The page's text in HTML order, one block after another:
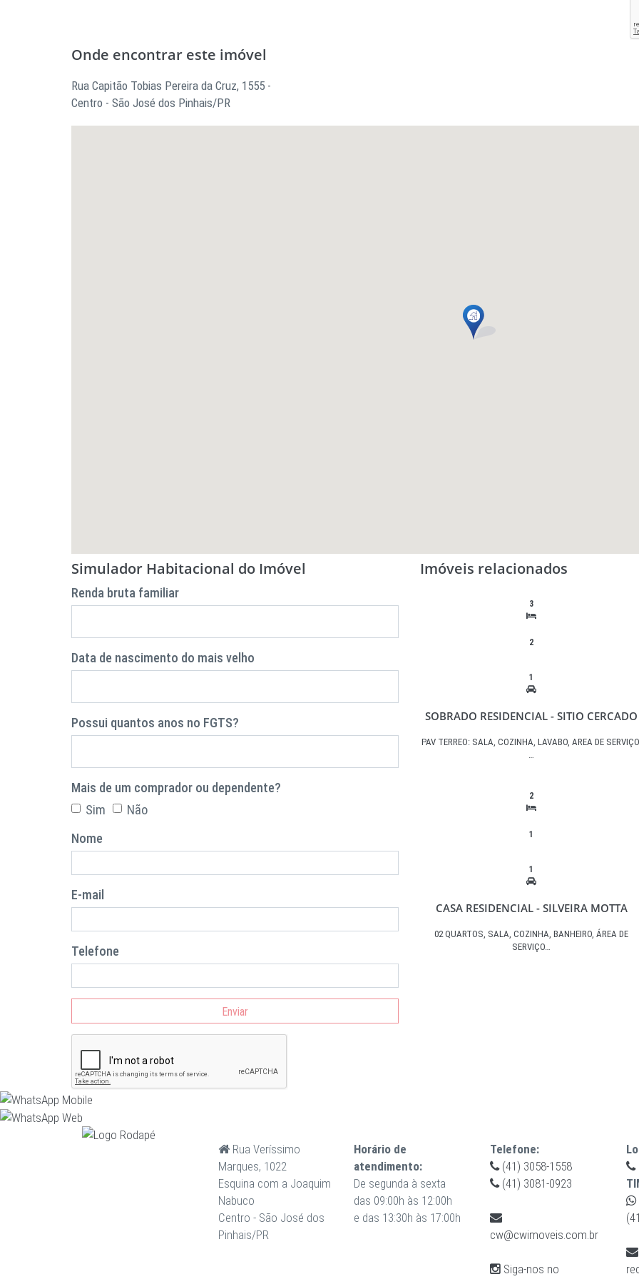
Onde encontrar este imóvel
Rua Capitão Tobias Pereira da Cruz, 1555 -
Centro - São José dos Pinhais/PR
Simulador Habitacional do Imóvel
Renda bruta familiar
Data de nascimento do mais velho
Possui quantos anos no FGTS?
Mais de um comprador ou dependente?
Sim
Não
Nome
E-mail
Telefone
Enviar
Imóveis relacionados
3
2
1
SOBRADO RESIDENCIAL - SITIO CERCADO
PAV TERREO: SALA, COZINHA, LAVABO, AREA DE
…
2
1
1
CASA RESIDENCIAL - SILVEIRA MOTTA
02 QUARTOS, SALA, COZINHA, BANHEIRO, ÁREA DE
SERVIÇO…
Rua Veríssimo
Marques, 1022
Esquina com a Joaquim
Nabuco
Centro - São José dos
Pinhais/PR
Horário de
atendimento:
De segunda à sexta
das 09:00h às 12:00h
e das 13:30h às 17:00h
Telefone:
(41) 3058-1558
(41) 3081-0923
cw@cwimoveis.com.br
Siga-nos no